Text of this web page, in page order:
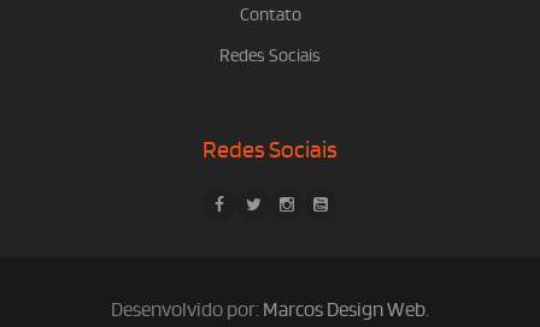
Contato
Redes Sociais
Redes Sociais
Desenvolvido por: Marcos Design Web.